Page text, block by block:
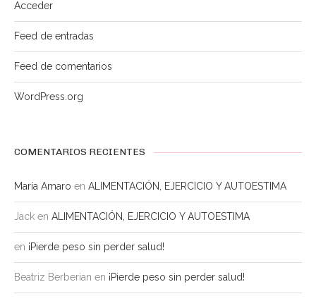
Acceder
Feed de entradas
Feed de comentarios
WordPress.org
COMENTARIOS RECIENTES
María Amaro en ALIMENTACIÓN, EJERCICIO Y AUTOESTIMA
Jack en ALIMENTACIÓN, EJERCICIO Y AUTOESTIMA
en ¡Pierde peso sin perder salud!
Beatriz Berberian en ¡Pierde peso sin perder salud!